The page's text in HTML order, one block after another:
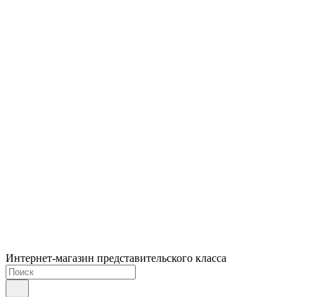
Интернет-магазин представительского класса